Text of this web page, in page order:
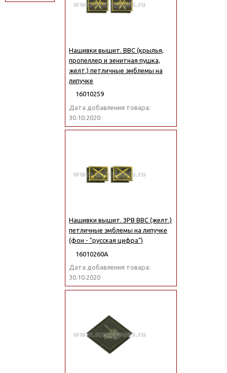
Нашивки вышит. ВВС (крылья,
пропеллер и зенитная пушка,
желт.) петличные эмблемы на
липучке
16010259
Дата добавления товара:
30.10.2020
Нашивки вышит. ЗРВ ВВС (желт.)
петличные эмблемы на липучке
(фон - "русская цифра")
16010260А
Дата добавления товара:
30.10.2020